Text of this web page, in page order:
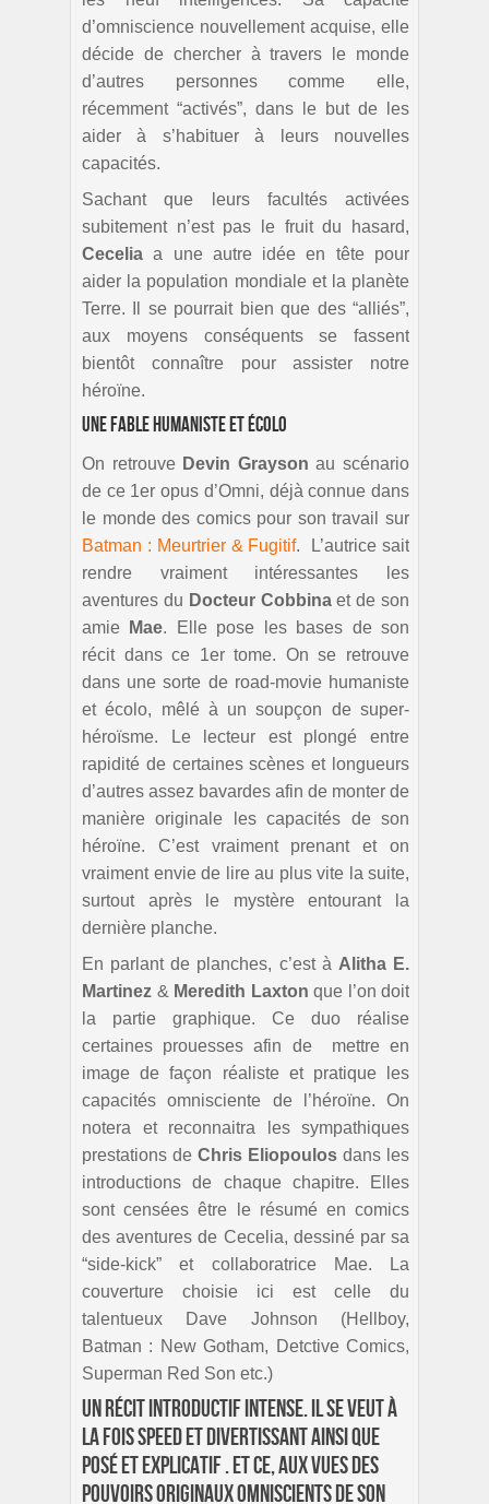
d’omniscience nouvellement acquise, elle
décide de chercher à travers le monde
d’autres personnes comme elle,
récemment “activés”, dans le but de les
aider à s’habituer à leurs nouvelles
capacités.
Sachant que leurs facultés activées
subitement n’est pas le fruit du hasard,
Cecelia a une autre idée en tête pour
aider la population mondiale et la planète
Terre. Il se pourrait bien que des “alliés”,
aux moyens conséquents se fassent
bientôt connaître pour assister notre
héroïne.
Une fable humaniste et écolo
On retrouve Devin Grayson au scénario
de ce 1er opus d’Omni, déjà connue dans
le monde des comics pour son travail sur
Batman : Meurtrier & Fugitif. L’autrice sait
rendre vraiment intéressantes les
aventures du Docteur Cobbinaet de son
amie
Mae. Elle pose les bases de son
récit dans ce 1er tome. On se retrouve
dans une sorte de road-movie humaniste
et écolo, mêlé à un soupçon de super-
héroïsme. Le lecteur est plongé entre
rapidité de certaines scènes et longueurs
d’autres assez bavardes afin de monter de
manière originale les capacités de son
héroïne. C’est vraiment prenant et on
vraiment envie de lire au plus vite la suite,
surtout après le mystère entourant la
dernière planche.
En parlant de planches, c’est à Alitha E.
Martinez & Meredith Laxton que l’on doit
la partie graphique. Ce duo réalise
certaines prouesses afin de mettre en
image de façon réaliste et pratique les
capacités omnisciente de l’héroïne. On
notera et reconnaitra les sympathiques
prestations de Chris Eliopoulos dans les
introductions de chaque chapitre. Elles
sont censées être le résumé en comics
des aventures de Cecelia, dessiné par sa
“side-kick” et collaboratrice Mae. La
couverture choisie ici est celle du
talentueux Dave Johnson (Hellboy,
Batman : New Gotham, Detctive Comics,
Superman Red Son etc.)
Un récit introductif intense. Il se veut à
la fois speed et divertissant ainsi que
posé et explicatif . Et ce, aux vues des
pouvoirs originaux omniscients de son